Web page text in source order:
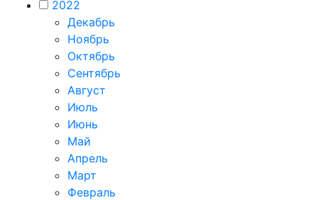
2022
Декабрь
Ноябрь
Октябрь
Сентябрь
Август
Июль
Июнь
Май
Апрель
Март
Февраль